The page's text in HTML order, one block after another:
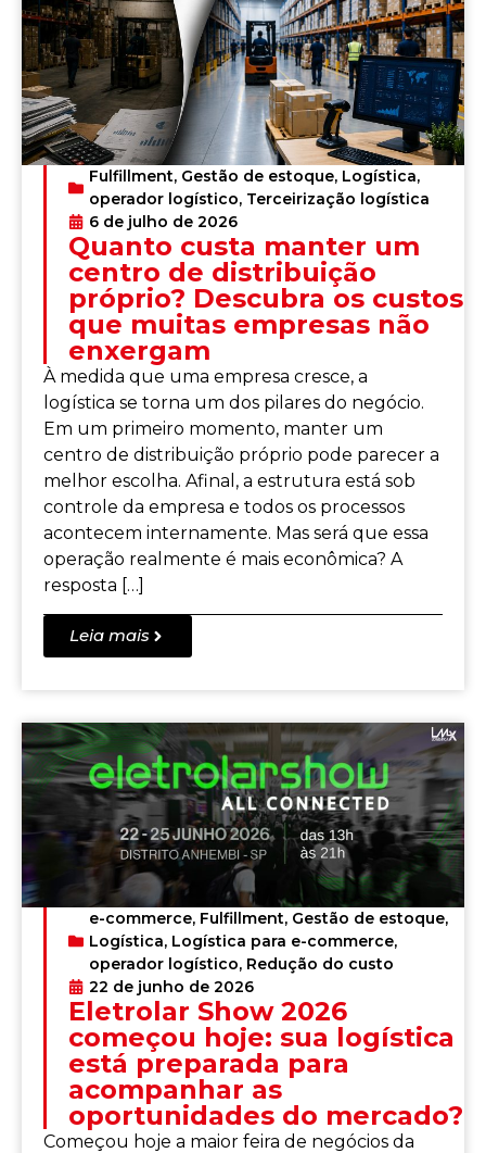
Fulfillment, Gestão de estoque, Logística,
operador logístico, Terceirização logística
6 de julho de 2026
Quanto custa manter um
centro de distribuição
próprio? Descubra os custos
que muitas empresas não
enxergam
À medida que uma empresa cresce, a
logística se torna um dos pilares do negócio.
Em um primeiro momento, manter um
centro de distribuição próprio pode parecer a
melhor escolha. Afinal, a estrutura está sob
controle da empresa e todos os processos
acontecem internamente. Mas será que essa
operação realmente é mais econômica? A
resposta […]
Leia mais
e-commerce, Fulfillment, Gestão de estoque,
Logística, Logística para e-commerce,
operador logístico, Redução do custo
22 de junho de 2026
Eletrolar Show 2026
começou hoje: sua logística
está preparada para
acompanhar as
oportunidades do mercado?
Começou hoje a maior feira de negócios da